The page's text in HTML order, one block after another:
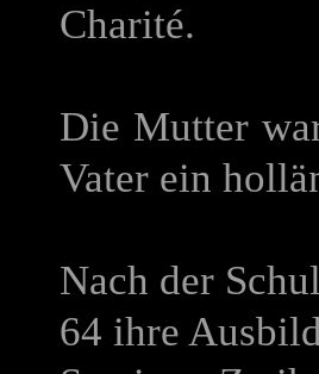
Charité.
Die Mutter
Vater ein
Nach der
64 ihre